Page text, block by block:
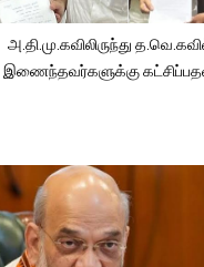
அ.தி.மு.கவிலிருந்து
இணைந்தவர்களுக்கு